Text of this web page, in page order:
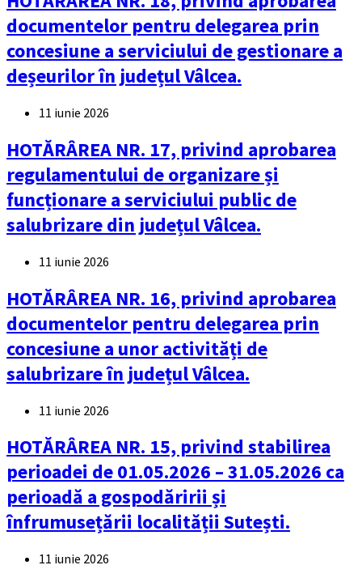
documentelor pentru delegarea prin
concesiune a serviciului de gestionare a
deșeurilor în județul Vâlcea.
11 iunie 2026
HOTĂRÂREA NR. 17, privind aprobarea
regulamentului de organizare și
funcționare a serviciului public de
salubrizare din județul Vâlcea.
11 iunie 2026
HOTĂRÂREA NR. 16, privind aprobarea
documentelor pentru delegarea prin
concesiune a unor activități de
salubrizare în județul Vâlcea.
11 iunie 2026
HOTĂRÂREA NR. 15, privind stabilirea
perioadei de 01.05.2026 – 31.05.2026 ca
perioadă a gospodăririi și
înfrumusețării localității Sutești.
11 iunie 2026